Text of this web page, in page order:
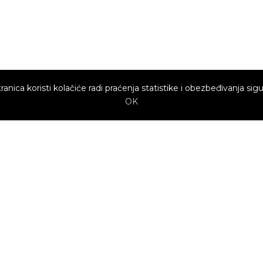
koristi kolačiće radi praćenja statistike i obezbeđivanja
OK